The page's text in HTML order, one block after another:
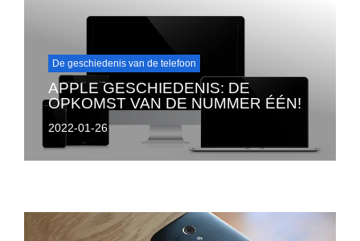
De geschiedenis van de telefoon
APPLE GESCHIEDENIS: DE
OPKOMST VAN DE NUMMER ÉÉN!
2022-01-26